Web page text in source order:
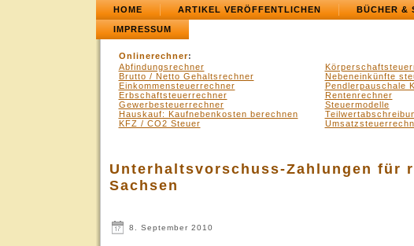
HOME ARTIKEL VERÖFFENTLICHEN BÜCHER &
IMPRESSUM
Onlinerechner:
Abfindungsrechner
Brutto / Netto Gehaltsrechner
Einkommensteuerrechner
Erbschaftsteuerrechner
Gewerbesteuerrechner
Hauskauf: Kaufnebenkosten berechnen
KFZ / CO2 Steuer
Nebeneinkünfte
Pendlerpauschale
Rentenrechner
Steuermodelle
Unterhaltsvorschuss-Zahlungen für
Sachsen
8. September 2010